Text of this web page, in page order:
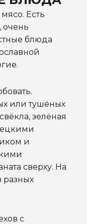
Есть
очень
блюда
или тушёных
зелёная
и
сверху. На
разных
с